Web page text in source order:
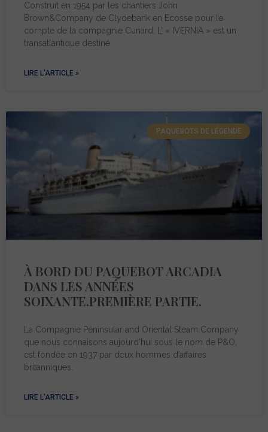
Construit en 1954 par les chantiers John
Brown&Company de Clydebank en Ecosse pour le
compte de la compagnie Cunard. L’ « IVERNIA » est un
transatlantique destiné
LIRE L'ARTICLE »
PAQUEBOTS DE LÉGENDE
À BORD DU PAQUEBOT ARCADIA
DANS LES ANNÉES
SOIXANTE.PREMIÈRE PARTIE.
La Compagnie Péninsular and Oriental Steam Company
que nous connaisons aujourd’hui sous le nom de P&O,
est fondée en 1937 par deux hommes d’affaires
britanniques.
LIRE L'ARTICLE »